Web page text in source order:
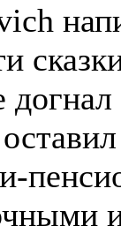
догнал